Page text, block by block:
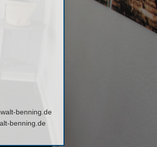
benning.de
benning.de